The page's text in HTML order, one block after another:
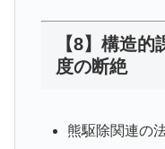
【8】構造
度の断絶
熊駆除関連の